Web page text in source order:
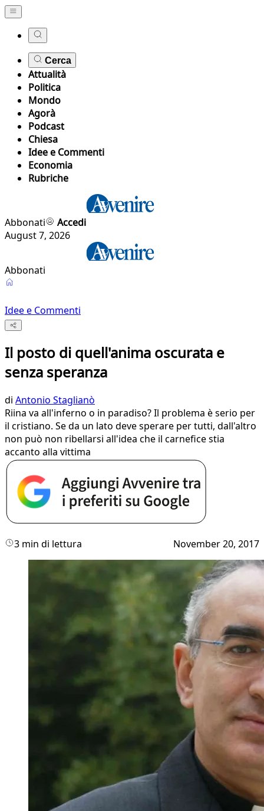
Cerca
Attualità
Politica
Mondo
Agorà
Podcast
Chiesa
Idee e Commenti
Economia
Rubriche
Abbonati
Accedi
August 7, 2026
Abbonati
Idee e Commenti
Il posto di quell'anima oscurata e
senza speranza
di Antonio Staglianò
Riina va all'inferno o in paradiso? Il problema è serio per
il cristiano. Se da un lato deve sperare per tutti, dall'altro
non può non ribellarsi all'idea che il carnefice stia
accanto alla vittima
3 min di lettura November 20, 2017